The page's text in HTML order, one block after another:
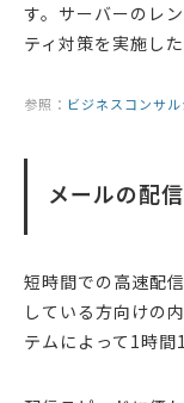
す。サーバーのレ
ティ対策を実施し
参照： ビジネスコンサル
メールの配
短時間での高速配
している方向けの
テムによって1時間